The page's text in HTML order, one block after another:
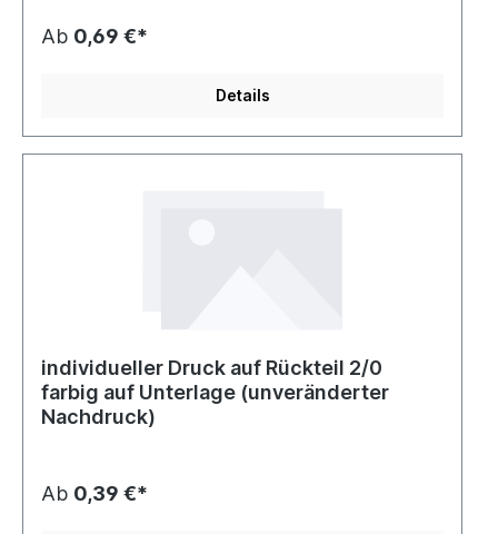
Ab 0,69 €*
Details
individueller Druck auf Rückteil 2/0
farbig auf Unterlage (unveränderter
Nachdruck)
Ab 0,39 €*